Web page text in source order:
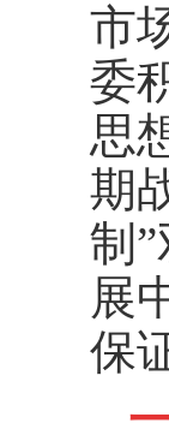
市
委
思
期
制
展
保